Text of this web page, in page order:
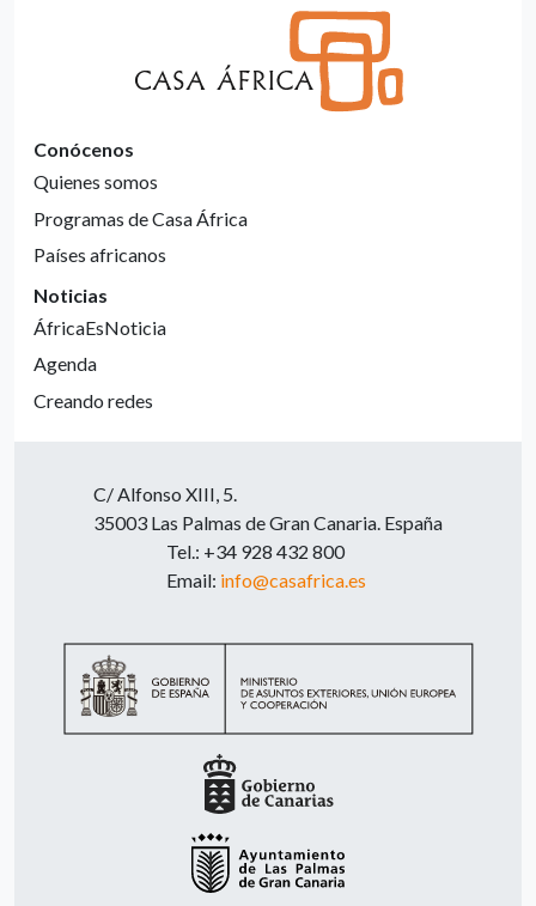
Conócenos
Quienes somos
Programas de Casa África
Países africanos
Noticias
ÁfricaEsNoticia
Agenda
Creando redes
C/ Alfonso XIII, 5.
35003 Las Palmas de Gran Canaria. España
Tel.: +34 928 432 800
Email: info@casafrica.es